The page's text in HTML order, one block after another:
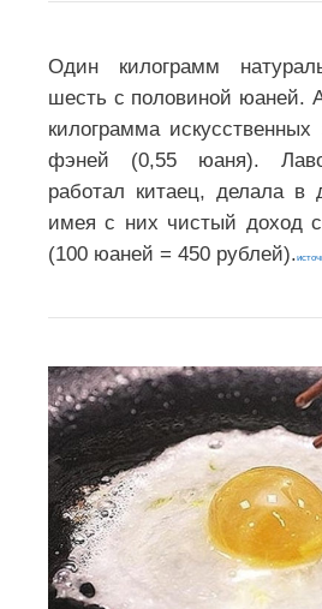
Один килограмм
шесть с половиной юаней.
килограмма искусственных
фэней (0,55 юаня).
работал китаец, делала в
имея с них чистый доход
(100 юаней = 450 рублей).